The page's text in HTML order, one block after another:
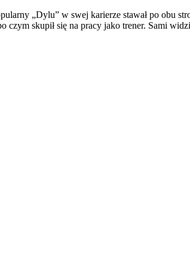
„Dylu” w swej karierze stawał po obu
skupił się na pracy jako trener. Sami